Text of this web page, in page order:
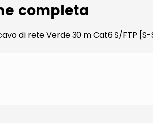
completa
di rete Verde 30 m Cat6 S/FTP [S-